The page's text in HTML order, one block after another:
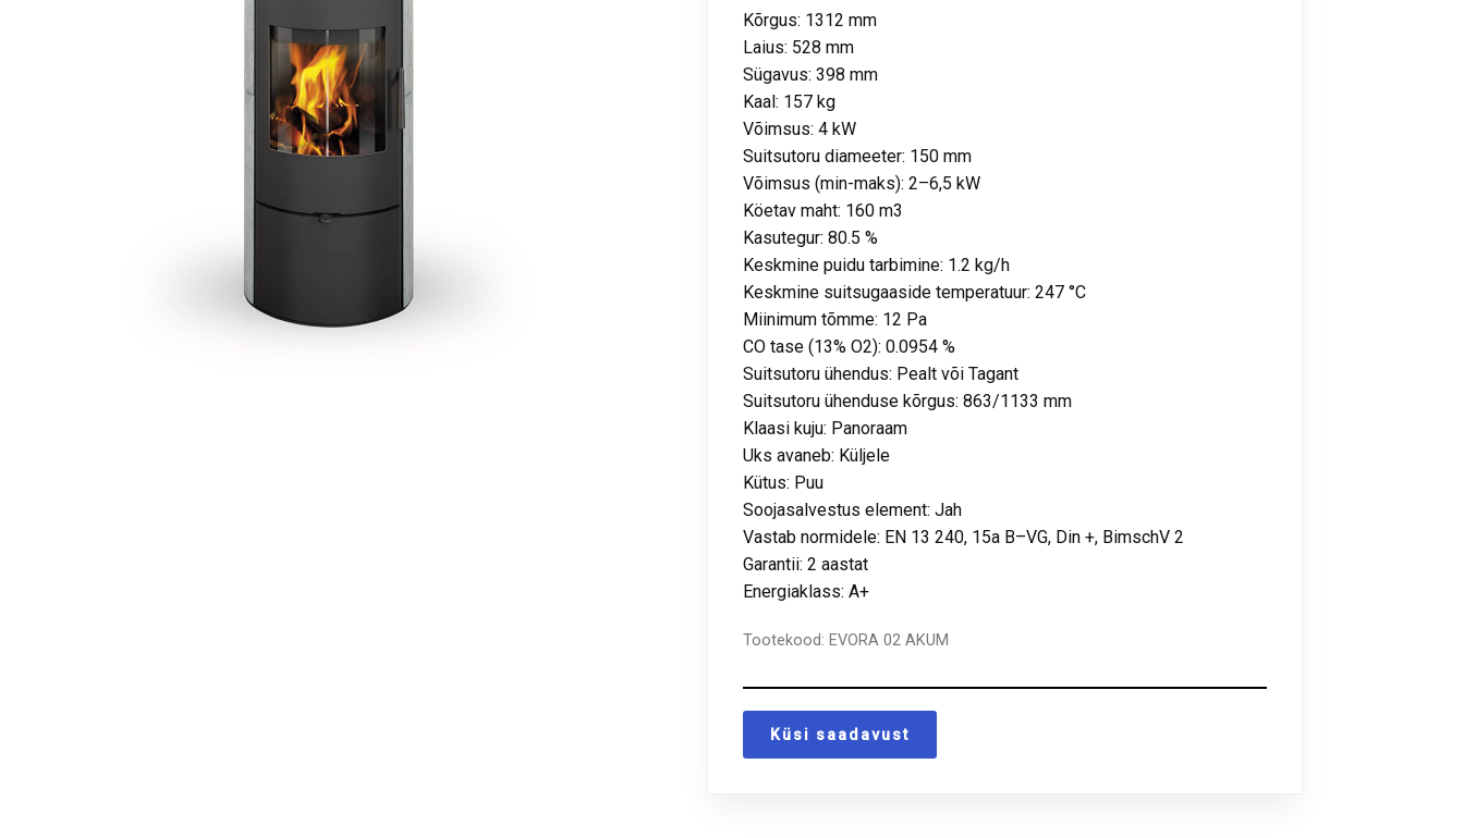
Kõrgus: 1312 mm
Laius: 528 mm
Sügavus: 398 mm
Kaal: 157 kg
Võimsus: 4 kW
Suitsutoru diameeter: 150 mm
Võimsus (min-maks): 2–6,5 kW
Köetav maht: 160 m3
Kasutegur: 80.5 %
Keskmine puidu tarbimine: 1.2 kg/h
Keskmine suitsugaaside temperatuur: 247 °C
Miinimum tõmme: 12 Pa
CO tase (13% O2): 0.0954 %
Suitsutoru ühendus: Pealt või Tagant
Suitsutoru ühenduse kõrgus: 863/1133 mm
Klaasi kuju: Panoraam
Uks avaneb: Küljele
Kütus: Puu
Soojasalvestus element: Jah
Vastab normidele: EN 13 240, 15a B–VG, Din +, BimschV 2
Garantii: 2 aastat
Energiaklass: A+
Tootekood:EVORA 02 AKUM
Küsi saadavust